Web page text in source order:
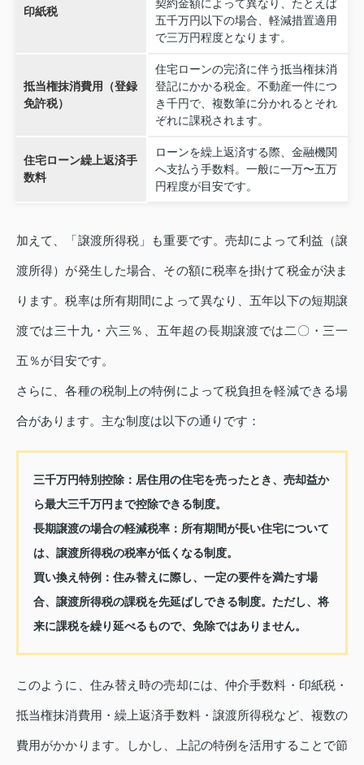
印紙税
契約金額によって異なり、たとえば
五千万円以下の場合、軽減措置適用
で三万円程度となります。
抵当権抹消費用（登録
免許税）
住宅ローンの完済に伴う抵当権抹消
登記にかかる税金。不動産一件につ
き千円で、複数筆に分かれるとそれ
ぞれに課税されます。
住宅ローン繰上返済手
数料
ローンを繰上返済する際、金融機関
へ支払う手数料。一般に一万〜五万
円程度が目安です。
加えて、「譲渡所得税」も重要です。売却によって利益（譲
渡所得）が発生した場合、その額に税率を掛けて税金が決ま
ります。税率は所有期間によって異なり、五年以下の短期譲
渡では三十九・六三％、五年超の長期譲渡では二〇・三一
五％が目安です。
さらに、各種の税制上の特例によって税負担を軽減できる場
合があります。主な制度は以下の通りです：
三千万円特別控除：居住用の住宅を売ったとき、売却益か
ら最大三千万円まで控除できる制度。
長期譲渡の場合の軽減税率：所有期間が長い住宅について
は、譲渡所得税の税率が低くなる制度。
買い換え特例 ：住み替えに際し、一定の要件を満たす場
合、譲渡所得税の課税を先延ばしできる制度。ただし、将
来に課税を繰り延べるもので、免除ではありません。
このように、住み替え時の売却には、仲介手数料・印紙税・
抵当権抹消費用・繰上返済手数料・譲渡所得税など、複数の
費用がかかります。しかし、上記の特例を活用することで節